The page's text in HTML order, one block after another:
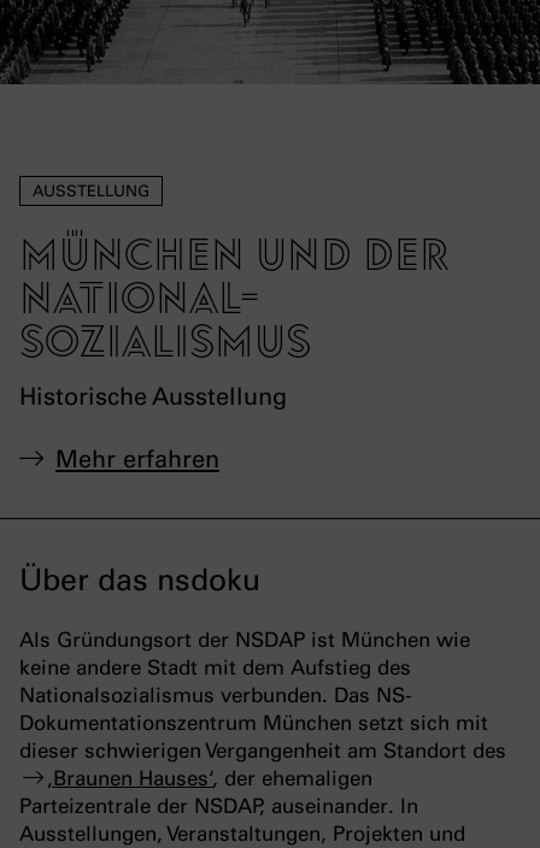
München und der
National­
sozialismus
AUSSTELLUNG
Historische Ausstellung
Mehr erfahren
Über das nsdoku
Als Gründungsort der NSDAP ist München wie
keine andere Stadt mit dem Aufstieg des
Nationalsozialismus verbunden. Das NS-
Dokumentationszentrum München setzt sich mit
dieser schwierigen Vergangenheit am Standort des
‚Braunen Hauses‘, der ehemaligen
Parteizentrale der NSDAP, auseinander. In
Ausstellungen, Veranstaltungen, Projekten und